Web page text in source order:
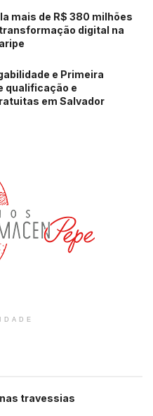
mais de R$ 380 milhões
digital na
e Primeira
qualificação e
em Salvador
travessias